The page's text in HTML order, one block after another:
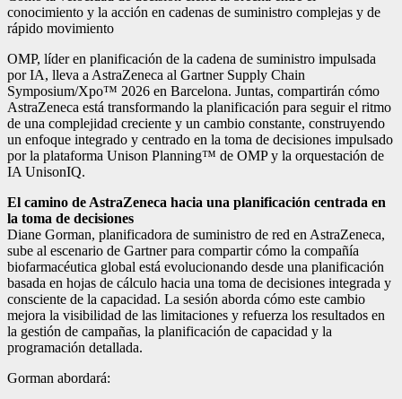
conocimiento y la acción en cadenas de suministro complejas y de
rápido movimiento
OMP, líder en planificación de la cadena de suministro impulsada
por IA, lleva a AstraZeneca al Gartner Supply Chain
Symposium/Xpo™ 2026 en Barcelona. Juntas, compartirán cómo
AstraZeneca está transformando la planificación para seguir el ritmo
de una complejidad creciente y un cambio constante, construyendo
un enfoque integrado y centrado en la toma de decisiones impulsado
por la plataforma Unison Planning™ de OMP y la orquestación de
IA UnisonIQ.
El camino de AstraZeneca hacia una planificación centrada en
la toma de decisiones
Diane Gorman, planificadora de suministro de red en AstraZeneca,
sube al escenario de Gartner para compartir cómo la compañía
biofarmacéutica global está evolucionando desde una planificación
basada en hojas de cálculo hacia una toma de decisiones integrada y
consciente de la capacidad. La sesión aborda cómo este cambio
mejora la visibilidad de las limitaciones y refuerza los resultados en
la gestión de campañas, la planificación de capacidad y la
programación detallada.
Gorman abordará: